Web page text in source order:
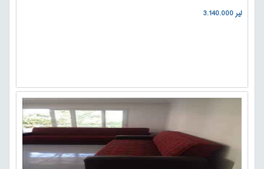
3.140.000 لیر